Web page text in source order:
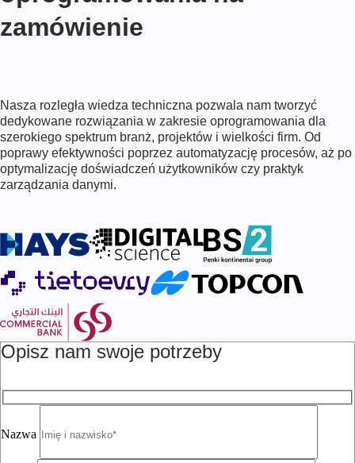
zamówienie
Nasza rozległa wiedza techniczna pozwala nam tworzyć
dedykowane rozwiązania w zakresie oprogramowania dla
szerokiego spektrum branż, projektów i wielkości firm. Od
poprawy efektywności poprzez automatyzację procesów, aż po
optymalizację doświadczeń użytkowników czy praktyk
zarządzania danymi.
Opisz nam swoje potrzeby
Nazwa